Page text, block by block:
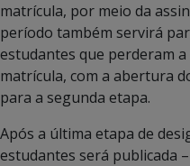
matrícula, por meio da
período também servirá
estudantes que perderam
matrícula, com a abertura
para a segunda etapa.
Após a última etapa de
estudantes será publicada